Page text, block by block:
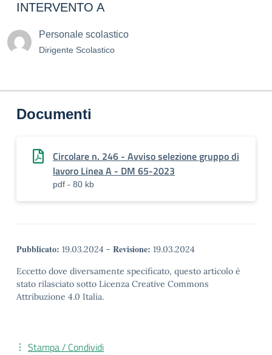
INTERVENTO A
Personale scolastico
Dirigente Scolastico
Documenti
Circolare n. 246 - Avviso selezione gruppo di
lavoro Linea A - DM 65-2023
pdf - 80 kb
Pubblicato: 19.03.2024 - Revisione: 19.03.2024
Eccetto dove diversamente specificato, questo articolo è
stato rilasciato sotto Licenza Creative Commons
Attribuzione 4.0 Italia.
Stampa / Condividi